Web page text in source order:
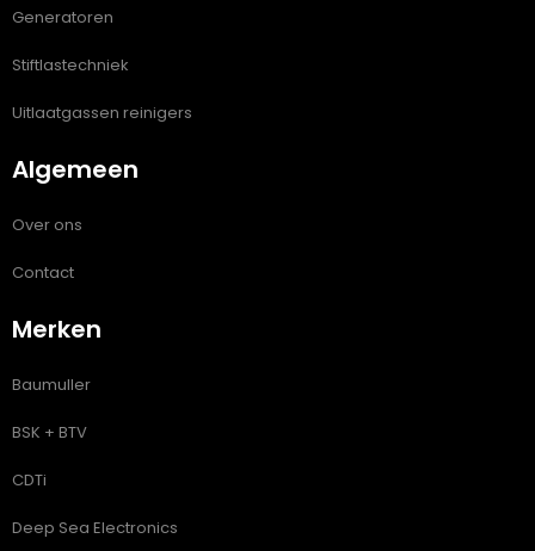
Generatoren
Stiftlastechniek
Uitlaatgassen reinigers
Algemeen
Over ons
Contact
Merken
Baumuller
BSK + BTV
CDTi
Deep Sea Electronics